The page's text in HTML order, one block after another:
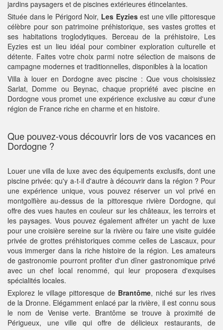
jardins paysagers et de piscines extérieures étincelantes.
Située dans le Périgord Noir, Les Eyziesest une ville pittoresque
célèbre pour son patrimoine préhistorique, ses vastes grottes et
ses habitations troglodytiques. Berceau de la préhistoire, Les
Eyzies est un lieu idéal pour combiner exploration culturelle et
détente. Faites votre choix parmi notre sélection de maisons de
campagne modernes et traditionnelles, disponibles à la location
Villa à louer en Dordogne avec piscine : Que vous choisissiez
Sarlat, Domme ou Beynac, chaque propriété avec piscine en
Dordogne vous promet une expérience exclusive au cœur d'une
région de France riche en charme et en histoire.
Que pouvez-vous découvrir lors de vos vacances en
Dordogne ?
Louer une villa de luxe avec des équipements exclusifs, dont une
piscine privée: qu'y a-t-il d'autre à découvrir dans la région ? Pour
une expérience unique, vous pouvez réserver un vol privé en
montgolfière au-dessus de la pittoresque rivière Dordogne, qui
offre des vues hautes en couleur sur les châteaux, les terroirs et
les paysages. Vous pouvez également affréter un yacht de luxe
pour une croisière sereine sur la rivière ou faire une visite guidée
privée de grottes préhistoriques comme celles de Lascaux, pour
vous immerger dans la riche histoire de la région. Les amateurs
de gastronomie pourront profiter d'un dîner gastronomique privé
avec un chef local renommé, qui leur proposera d'exquises
spécialités locales.
Explorez le village pittoresque de Brantôme, niché sur les rives
de la Dronne. Elégamment enlacé par la rivière, il est connu sous
le nom de Venise verte. Brantôme se trouve à proximité de
Périgueux, une ville qui offre de délicieux restaurants, de